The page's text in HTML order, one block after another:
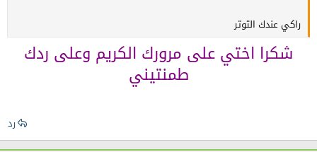
راكي عندك التوتر
شكرا اختي على مرورك الكريم وعلى ردك
طمنتيني
رد